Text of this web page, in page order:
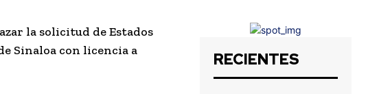
la solicitud de Estados
Sinaloa con licencia a
RECIENTES